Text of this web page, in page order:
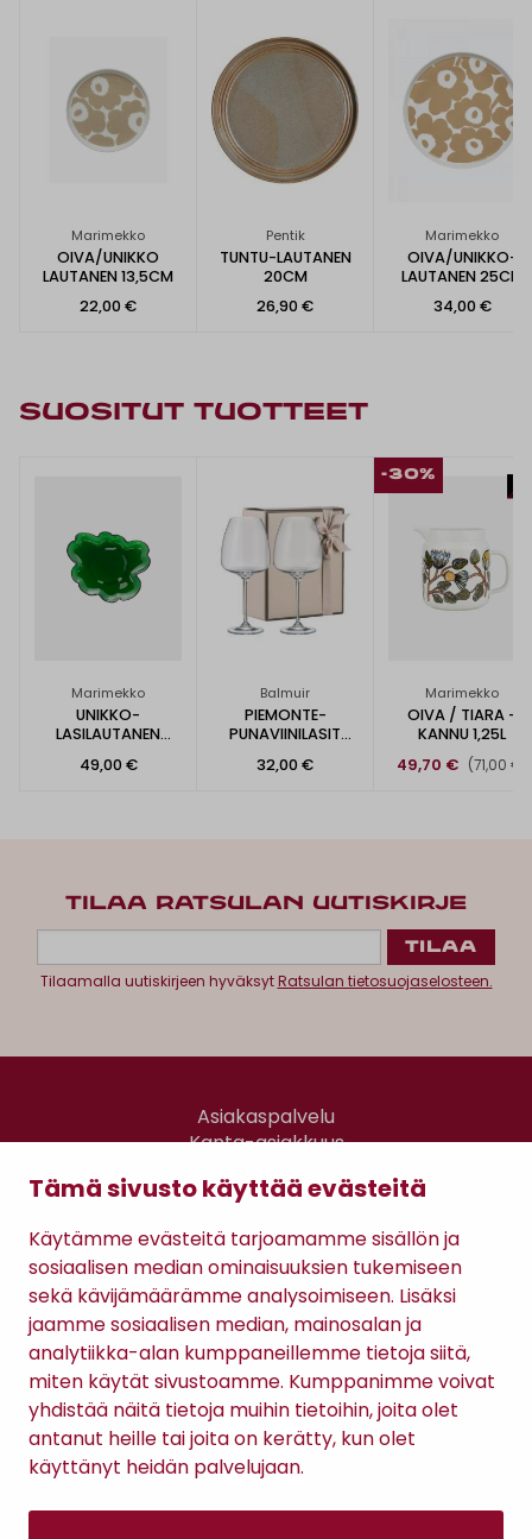
Tämä sivusto käyttää evästeitä
Käytämme evästeitä tarjoamamme sisällön ja
sosiaalisen median ominaisuuksien tukemiseen
sekä kävijämäärämme analysoimiseen. Lisäksi
jaamme sosiaalisen median, mainosalan ja
analytiikka-alan kumppaneillemme tietoja siitä,
miten käytät sivustoamme. Kumppanimme voivat
yhdistää näitä tietoja muihin tietoihin, joita olet
antanut heille tai joita on kerätty, kun olet
käyttänyt heidän palvelujaan.
Marimekko
OIVA/UNIKKO
LAUTANEN 13,5CM
22,00 €
Pentik
TUNTU-LAUTANEN
20CM
26,90 €
Marimekko
OIVA/UNIKKO-
LAUTANEN 25CM
34,00 €
SUOSITUT TUOTTEET
Marimekko
UNIKKO-
LASILAUTANEN
49,00 €
Balmuir
PIEMONTE-
PUNAVIINILASIT
32,00 €
-30%
Marimekko
OIVA / TIARA -
KANNU 1,25L
49,70 € (71,00 €)
TILAA RATSULAN UUTISKIRJE
Tilaamalla uutiskirjeen hyväksytRatsulan tietosuojaselosteen.
Asiakaspalvelu
Kanta-asiakkuus
Gomee Ratsula Café
Sopimusehdot
Tietosuojaseloste
Maksutavat